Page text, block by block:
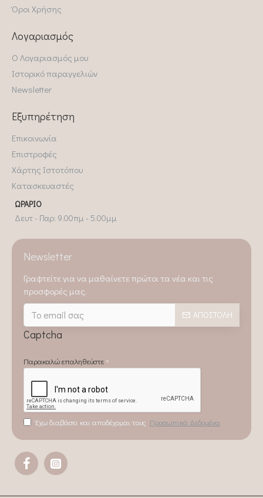
Όροι Χρήσης
Λογαριασμός
Ο Λογαριασμός μου
Ιστορικό παραγγελιών
Newsletter
Εξυπηρέτηση
Επικοινωνία
Επιστροφές
Χάρτης Ιστοτόπου
Κατασκευαστές
ΩΡΆΡΙΟ
Δευτ - Παρ: 9.00πμ - 5.00μμ
Newsletter
Γραφτείτε για να μαθαίνετε πρώτοι τα νέα και τις
προσφορές μας.
ΑΠΟΣΤΟΛΉ
Captcha
Παρακαλώ επαληθεύστε
Έχω διαβάσει και αποδέχομαι τους Προσωπικά Δεδομένα